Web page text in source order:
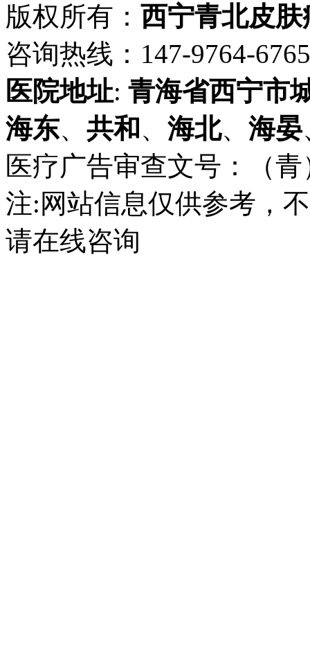
版权所有： 西宁青北皮肤
咨询热线：147-9764-
医院地址: 青海省西宁市
海东、 共和 、 海北、 海晏
医疗广告审查文号：（
注:网站信息仅供参考，
请在线咨询